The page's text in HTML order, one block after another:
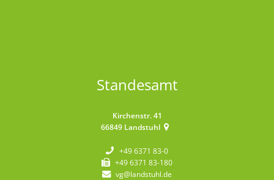
Standesamt
Kirchenstr. 41
66849 Landstuhl
+49 6371 83-0
+49 6371 83-180
vg@landstuhl.de